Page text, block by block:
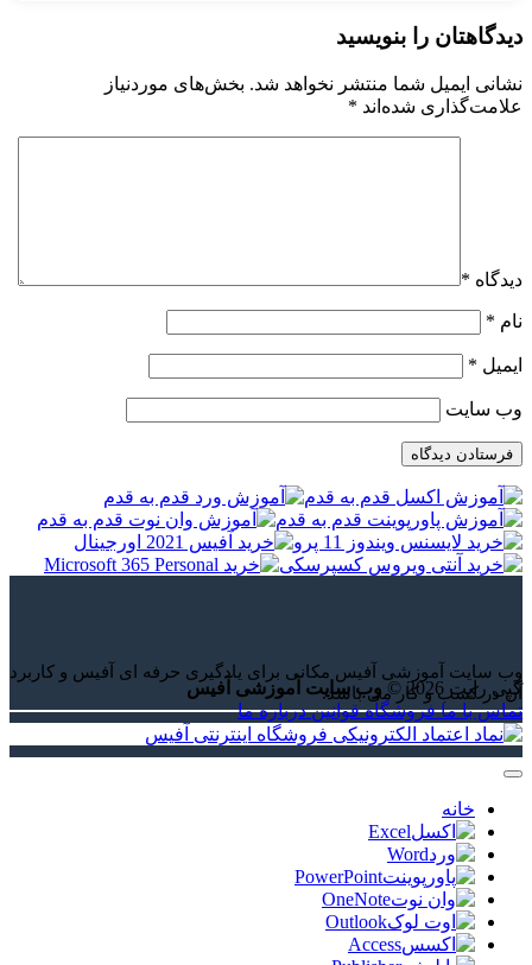
دیدگاهتان را بنویسید
نشانی ایمیل شما منتشر نخواهد شد. بخش‌های موردنیاز
علامت‌گذاری شده‌اند *
دیدگاه *
نام *
ایمیل *
وب‌ سایت
وب سایت آموزشی آفیس مکانی برای یادگیری حرفه ای آفیس و کاربرد
آن در کسب و کار می باشد.
کپی رایت 2026 ©
وب سایت آموزشی آفیس
تماس با ما فروشگاه قوانین درباره ما
خانه
Excel
Word
PowerPoint
OneNote
Outlook
Access